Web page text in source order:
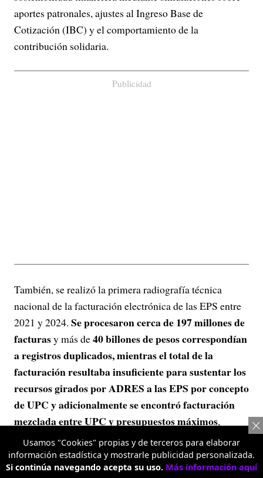
aportes patronales, ajustes al Ingreso Base de
Cotización (IBC) y el comportamiento de la
contribución solidaria.
Publicidad
También, se realizó la primera radiografía técnica
nacional de la facturación electrónica de las EPS entre
2021 y 2024. Se procesaron cerca de 197 millones de
facturasy más de40 billones de pesos correspondían
a registros duplicados, mientras el total de la
facturación resultaba insuficiente para sustentar los
recursos girados por ADRES a las EPS por concepto
de UPC y adicionalmente se encontró facturación
mezclada entre UPC y presupuestos máximos,
siendo este un insumo clave para identificar problemas
estructurales de calidad del dato en el sistema.
Usamos "Cookies" propias y de terceros para elaborar
información estadística y mostrarle publicidad personalizada.
Si continúa navegando acepta su uso. Más información aquí